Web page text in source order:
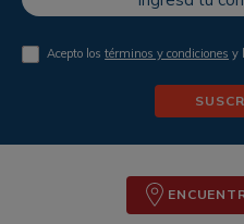
Acepto lostérminos y condiciones y